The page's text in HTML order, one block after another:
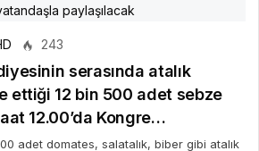
243
serasında atalık
ettiği 12 bin 500 adet sebze
12.00’da Kongre
paylaşılacak
adet domates, salatalık, biber gibi atalık